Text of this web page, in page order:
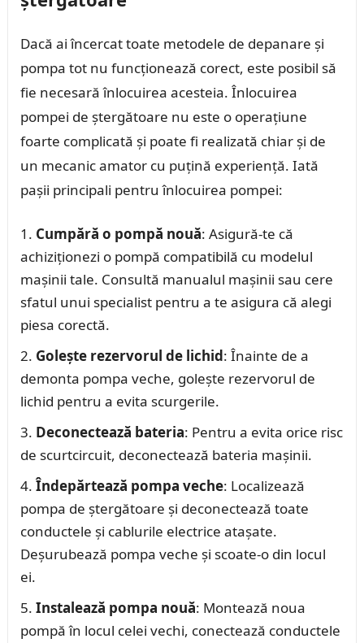
Dacă ai încercat toate metodele de depanare și
pompa tot nu funcționează corect, este posibil să
fie necesară înlocuirea acesteia. Înlocuirea
pompei de ștergătoare nu este o operațiune
foarte complicată și poate fi realizată chiar și de
un mecanic amator cu puțină experiență. Iată
pașii principali pentru înlocuirea pompei:
Cumpără o pompă nouă: Asigură-te că
achiziționezi o pompă compatibilă cu modelul
mașinii tale. Consultă manualul mașinii sau cere
sfatul unui specialist pentru a te asigura că alegi
piesa corectă.
Golește rezervorul de lichid: Înainte de a
demonta pompa veche, golește rezervorul de
lichid pentru a evita scurgerile.
Deconectează bateria: Pentru a evita orice risc
de scurtcircuit, deconectează bateria mașinii.
Îndepărtează pompa veche: Localizează
pompa de ștergătoare și deconectează toate
conductele și cablurile electrice atașate.
Deșurubează pompa veche și scoate-o din locul
ei.
Instalează pompa nouă: Montează noua
pompă în locul celei vechi, conectează conductele